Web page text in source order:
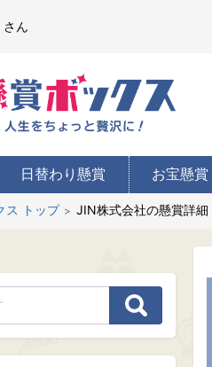
さん
日替わり懸賞 お宝懸賞
ス トップ JIN株式会社の懸賞詳細